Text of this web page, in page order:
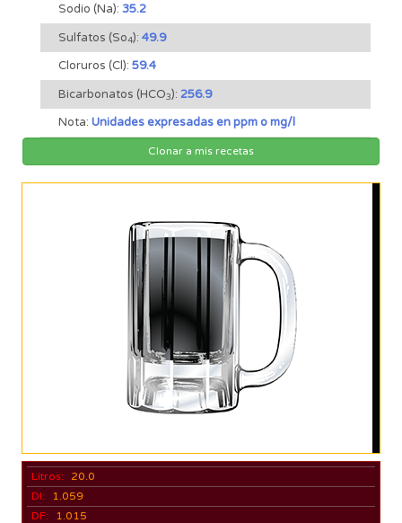
Sodio (Na): 35.2
Sulfatos (So4): 49.9
Cloruros (Cl): 59.4
Bicarbonatos (HCO3): 256.9
Nota: Unidades expresadas en ppm o mg/l
Clonar a mis recetas
Litros:
20.0
DI:
1.059
DF:
1.015